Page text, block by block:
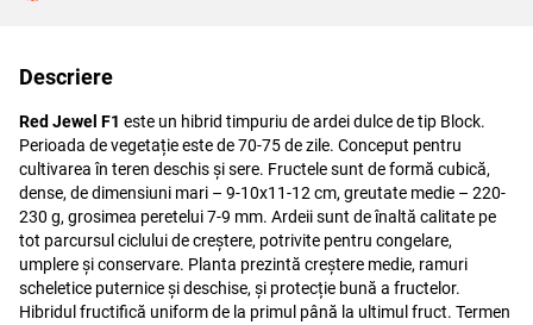
Descriere
Red Jewel F1 este un hibrid timpuriu de ardei dulce de tip Block.
Perioada de vegetație este de 70-75 de zile. Conceput pentru
cultivarea în teren deschis și sere. Fructele sunt de formă cubică,
dense, de dimensiuni mari – 9-10x11-12 cm, greutate medie – 220-
230 g, grosimea peretelui 7-9 mm. Ardeii sunt de înaltă calitate pe
tot parcursul ciclului de creștere, potrivite pentru congelare,
umplere și conservare. Planta prezintă creștere medie, ramuri
scheletice puternice și deschise, și protecție bună a fructelor.
Hibridul fructifică uniform de la primul până la ultimul fruct. Termen